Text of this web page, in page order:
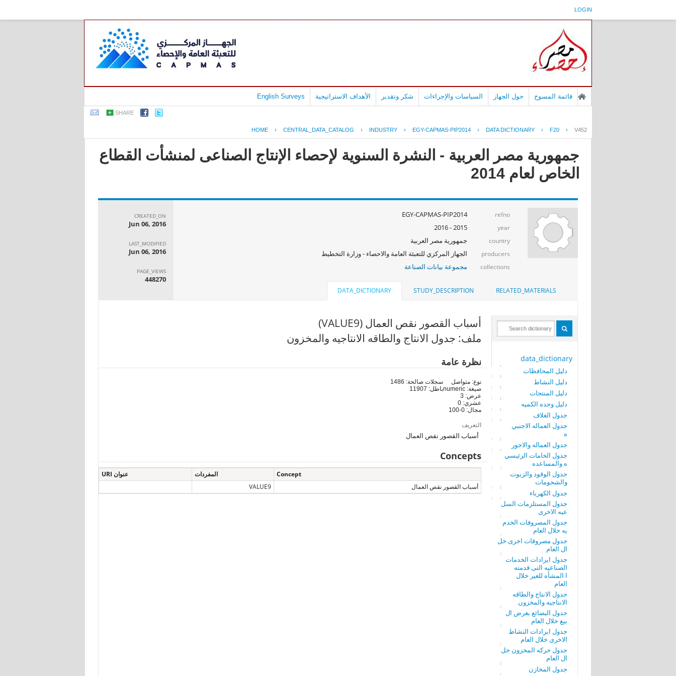
LOGIN
قائمة المسوح حول الجهاز السياسات والإجراءات شكر وتقدير الأهداف الاستراتيجية English Surveys
SHARE
HOME › CENTRAL_DATA_CATALOG › INDUSTRY › EGY-CAPMAS-PIP2014 › DATA DICTIONARY › F20 › V452
جمهورية مصر العربية - النشرة السنوية لإحصاء الإنتاج الصناعى لمنشأت القطاع
الخاص لعام 2014
refno
EGY-CAPMAS-PIP2014
year
2015 - 2016
country جمهورية مصر العربية
producers الجهاز المركزي للتعبئة العامة والاحصاء - وزارة التخطيط
collections مجموعة بيانات الصناعة
CREATED_ON
Jun 06, 2016
LAST_MODIFIED
Jun 06, 2016
PAGE_VIEWS
448270
RELATED_MATERIALS
STUDY_DESCRIPTION
DATA_DICTIONARY
data_dictionary
دليل المحافظات
دليل النشاط
دليل المنتجات
دليل وحده الكميه
جدول الغلاف
جدول العماله الاجنبي
ه
جدول العماله والاجور
جدول الخامات الرئيسي
ه والمساعده
جدول الوقود والزيوت
والشحومات
جدول الكهرباء
جدول المستلزمات السل
عيه الاخرى
جدول المصروفات الخدم
يه خلال العام
جدول مصروفات اخرى خل
ال العام
جدول ايرادات الخدمات
الصناعيه التى قدمته
ا المشأه للغير خلال
العام
جدول الانتاج والطاقه
الانتاجيه والمخزون
جدول البضائع بغرض ال
بيع خلال العام
جدول ايرادات النشاط
الاخرى خلال العام
جدول حركه المخزون خل
ال العام
جدول المخازن
أسباب القصور نقص العمال (VALUE9)
ملف: جدول الانتاج والطاقه الانتاجيه والمخزون
نظرة عامة
نوع: متواصل
صيغة: numeric
عرض: 3
عشري: 0
مجال: 0-100
سجلات صالحة: 1486
باطل: 11907
التعريف
أسباب القصور نقص العمال
Concepts
Concept المفردات
عنوان URI
أسباب القصور نقص العمال
VALUE9